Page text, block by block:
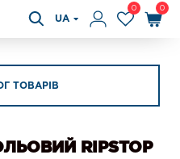
UA
0 0
ТОВАРІВ
RIPSTOP